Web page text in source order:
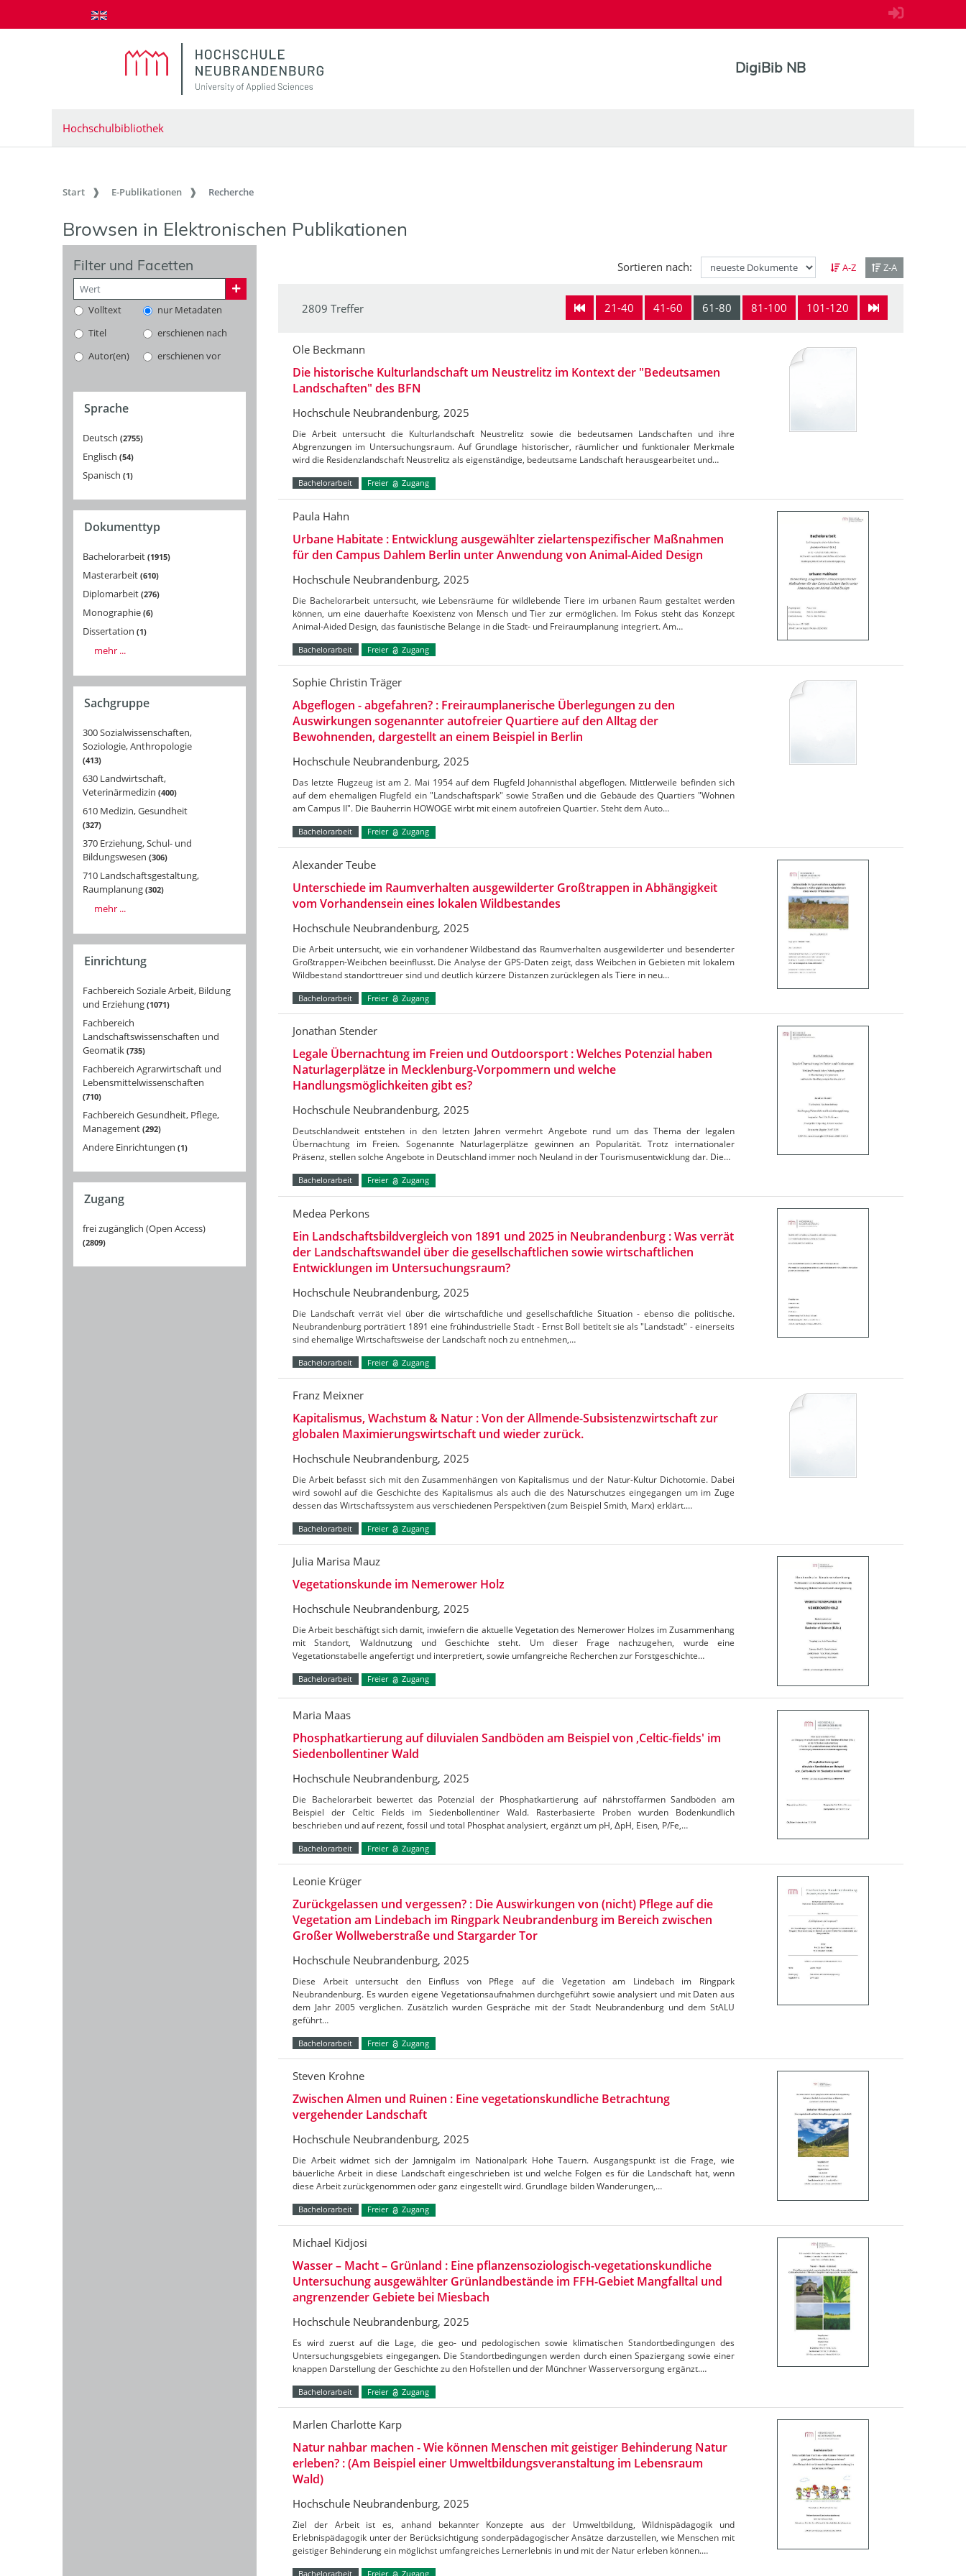
zum Inhalt springen
DigiBib NB
Hochschulbibliothek
Start E-Publikationen Recherche
Browsen in Elektronischen Publikationen
Filter und Facetten
Volltext
nur Metadaten
Titel
erschienen nach
Autor(en)
erschienen vor
Sprache
Deutsch 2755
Englisch 54
Spanisch 1
Dokumenttyp
Bachelorarbeit 1915
Masterarbeit 610
Diplomarbeit 276
Monographie 6
Dissertation 1
mehr ...
Sachgruppe
300 Sozialwissenschaften,
Soziologie, Anthropologie
413
630 Landwirtschaft,
Veterinärmedizin 400
610 Medizin, Gesundheit
327
370 Erziehung, Schul- und
Bildungswesen 306
710 Landschaftsgestaltung,
Raumplanung 302
mehr ...
Einrichtung
Fachbereich Soziale Arbeit, Bildung
und Erziehung 1071
Fachbereich
Landschaftswissenschaften und
Geomatik 735
Fachbereich Agrarwirtschaft und
Lebensmittelwissenschaften
710
Fachbereich Gesundheit, Pflege,
Management 292
Andere Einrichtungen 1
Zugang
frei zugänglich (Open Access)
2809
Sortieren nach: A-Z Z-A
21-40 41-60 61-80 81-100 101-120
2809 Treffer
Ole Beckmann
Die historische Kulturlandschaft um Neustrelitz im Kontext der "Bedeutsamen
Landschaften" des BFN
Hochschule Neubrandenburg, 2025
Die Arbeit untersucht die Kulturlandschaft Neustrelitz sowie die bedeutsamen Landschaften und ihre
Abgrenzungen im Untersuchungsraum. Auf Grundlage historischer, räumlicher und funktionaler Merkmale
wird die Residenzlandschaft Neustrelitz als eigenständige, bedeutsame Landschaft herausgearbeitet und…
Bachelorarbeit Freier Zugang
Paula Hahn
Urbane Habitate : Entwicklung ausgewählter zielartenspezifischer Maßnahmen
für den Campus Dahlem Berlin unter Anwendung von Animal-Aided Design
Hochschule Neubrandenburg, 2025
Die Bachelorarbeit untersucht, wie Lebensräume für wildlebende Tiere im urbanen Raum gestaltet werden
können, um eine dauerhafte Koexistenz von Mensch und Tier zur ermöglichen. Im Fokus steht das Konzept
Animal-Aided Design, das faunistische Belange in die Stadt- und Freiraumplanung integriert. Am…
Bachelorarbeit Freier Zugang
Sophie Christin Träger
Abgeflogen - abgefahren? : Freiraumplanerische Überlegungen zu den
Auswirkungen sogenannter autofreier Quartiere auf den Alltag der
Bewohnenden, dargestellt an einem Beispiel in Berlin
Hochschule Neubrandenburg, 2025
Das letzte Flugzeug ist am 2. Mai 1954 auf dem Flugfeld Johannisthal abgeflogen. Mittlerweile befinden sich
auf dem ehemaligen Flugfeld ein "Landschaftspark" sowie Straßen und die Gebäude des Quartiers "Wohnen
am Campus II". Die Bauherrin HOWOGE wirbt mit einem autofreien Quartier. Steht dem Auto…
Bachelorarbeit Freier Zugang
Alexander Teube
Unterschiede im Raumverhalten ausgewilderter Großtrappen in Abhängigkeit
vom Vorhandensein eines lokalen Wildbestandes
Hochschule Neubrandenburg, 2025
Die Arbeit untersucht, wie ein vorhandener Wildbestand das Raumverhalten ausgewilderter und besenderter
Großtrappen-Weibchen beeinflusst. Die Analyse der GPS-Daten zeigt, dass Weibchen in Gebieten mit lokalem
Wildbestand standorttreuer sind und deutlich kürzere Distanzen zurücklegen als Tiere in neu…
Bachelorarbeit Freier Zugang
Jonathan Stender
Legale Übernachtung im Freien und Outdoorsport : Welches Potenzial haben
Naturlagerplätze in Mecklenburg-Vorpommern und welche
Handlungsmöglichkeiten gibt es?
Hochschule Neubrandenburg, 2025
Deutschlandweit entstehen in den letzten Jahren vermehrt Angebote rund um das Thema der legalen
Übernachtung im Freien. Sogenannte Naturlagerplätze gewinnen an Popularität. Trotz internationaler
Präsenz, stellen solche Angebote in Deutschland immer noch Neuland in der Tourismusentwicklung dar. Die…
Bachelorarbeit Freier Zugang
Medea Perkons
Ein Landschaftsbildvergleich von 1891 und 2025 in Neubrandenburg : Was verrät
der Landschaftswandel über die gesellschaftlichen sowie wirtschaftlichen
Entwicklungen im Untersuchungsraum?
Hochschule Neubrandenburg, 2025
Die Landschaft verrät viel über die wirtschaftliche und gesellschaftliche Situation - ebenso die politische.
Neubrandenburg porträtiert 1891 eine frühindustrielle Stadt - Ernst Boll betitelt sie als "Landstadt" - einerseits
sind ehemalige Wirtschaftsweise der Landschaft noch zu entnehmen,…
Bachelorarbeit Freier Zugang
Franz Meixner
Kapitalismus, Wachstum & Natur : Von der Allmende-Subsistenzwirtschaft zur
globalen Maximierungswirtschaft und wieder zurück.
Hochschule Neubrandenburg, 2025
Die Arbeit befasst sich mit den Zusammenhängen von Kapitalismus und der Natur-Kultur Dichotomie. Dabei
wird sowohl auf die Geschichte des Kapitalismus als auch die des Naturschutzes eingegangen um im Zuge
dessen das Wirtschaftssystem aus verschiedenen Perspektiven (zum Beispiel Smith, Marx) erklärt.…
Bachelorarbeit Freier Zugang
Julia Marisa Mauz
Vegetationskunde im Nemerower Holz
Hochschule Neubrandenburg, 2025
Die Arbeit beschäftigt sich damit, inwiefern die aktuelle Vegetation des Nemerower Holzes im Zusammenhang
mit Standort, Waldnutzung und Geschichte steht. Um dieser Frage nachzugehen, wurde eine
Vegetationstabelle angefertigt und interpretiert, sowie umfangreiche Recherchen zur Forstgeschichte…
Bachelorarbeit Freier Zugang
Maria Maas
Phosphatkartierung auf diluvialen Sandböden am Beispiel von ‚Celtic-fields' im
Siedenbollentiner Wald
Hochschule Neubrandenburg, 2025
Die Bachelorarbeit bewertet das Potenzial der Phosphatkartierung auf nährstoffarmen Sandböden am
Beispiel der Celtic Fields im Siedenbollentiner Wald. Rasterbasierte Proben wurden Bodenkundlich
beschrieben und auf rezent, fossil und total Phosphat analysiert, ergänzt um pH, ΔpH, Eisen, P/Fe,…
Bachelorarbeit Freier Zugang
Leonie Krüger
Zurückgelassen und vergessen? : Die Auswirkungen von (nicht) Pflege auf die
Vegetation am Lindebach im Ringpark Neubrandenburg im Bereich zwischen
Großer Wollweberstraße und Stargarder Tor
Hochschule Neubrandenburg, 2025
Diese Arbeit untersucht den Einfluss von Pflege auf die Vegetation am Lindebach im Ringpark
Neubrandenburg. Es wurden eigene Vegetationsaufnahmen durchgeführt sowie analysiert und mit Daten aus
dem Jahr 2005 verglichen. Zusätzlich wurden Gespräche mit der Stadt Neubrandenburg und dem StALU
geführt…
Bachelorarbeit Freier Zugang
Steven Krohne
Zwischen Almen und Ruinen : Eine vegetationskundliche Betrachtung
vergehender Landschaft
Hochschule Neubrandenburg, 2025
Die Arbeit widmet sich der Jamnigalm im Nationalpark Hohe Tauern. Ausgangspunkt ist die Frage, wie
bäuerliche Arbeit in diese Landschaft eingeschrieben ist und welche Folgen es für die Landschaft hat, wenn
diese Arbeit zurückgenommen oder ganz eingestellt wird. Grundlage bilden Wanderungen,…
Bachelorarbeit Freier Zugang
Michael Kidjosi
Wasser – Macht – Grünland : Eine pflanzensoziologisch-vegetationskundliche
Untersuchung ausgewählter Grünlandbestände im FFH-Gebiet Mangfalltal und
angrenzender Gebiete bei Miesbach
Hochschule Neubrandenburg, 2025
Es wird zuerst auf die Lage, die geo- und pedologischen sowie klimatischen Standortbedingungen des
Untersuchungsgebiets eingegangen. Die Standortbedingungen werden durch einen Spaziergang sowie einer
knappen Darstellung der Geschichte zu den Hofstellen und der Münchner Wasserversorgung ergänzt.…
Bachelorarbeit Freier Zugang
Marlen Charlotte Karp
Natur nahbar machen - Wie können Menschen mit geistiger Behinderung Natur
erleben? : (Am Beispiel einer Umweltbildungsveranstaltung im Lebensraum
Wald)
Hochschule Neubrandenburg, 2025
Ziel der Arbeit ist es, anhand bekannter Konzepte aus der Umweltbildung, Wildnispädagogik und
Erlebnispädagogik unter der Berücksichtigung sonderpädagogischer Ansätze darzustellen, wie Menschen mit
geistiger Behinderung ein möglichst umfangreiches Lernerlebnis in und mit der Natur erleben können.…
Bachelorarbeit Freier Zugang